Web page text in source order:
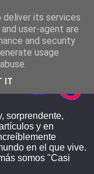
sorprendente,
y en
en el que vive.
somos "Casi
its services
user-agent are
and security
usage
IT